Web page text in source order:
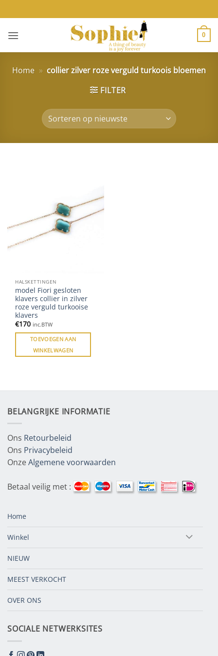
naar
inhoud
0
Home » collier zilver roze verguld turkoois bloemen
FILTER
HALSKETTINGEN
model Fiori gesloten
klavers collier in zilver
roze verguld turkooise
klavers
€170 inc.BTW
TOEVOEGEN AAN
WINKELWAGEN
BELANGRIJKE INFORMATIE
Ons Retourbeleid
Ons Privacybeleid
OnzeAlgemene voorwaarden
Betaal veilig met :
Home
Winkel
NIEUW
MEEST VERKOCHT
OVER ONS
SOCIALE NETWERKSITES